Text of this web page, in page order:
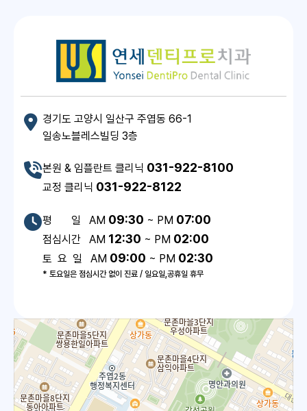
경기도 고양시 일산구 주엽동 66-1
일송노블레스빌딩 3층
본원 & 임플란트 클리닉 031-922-8100
교정 클리닉 031-922-8122
평 일 AM 09:30 ~ PM 07:00
점심시간 AM 12:30 ~ PM 02:00
토 요 일 AM 09:00 ~ PM 02:30
* 토요일은 점심시간 없이 진료 / 일요일,공휴일 휴무